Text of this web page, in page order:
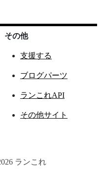
その他
支援する
ブログパーツ
ランこれAPI
その他サイト
ランこれ